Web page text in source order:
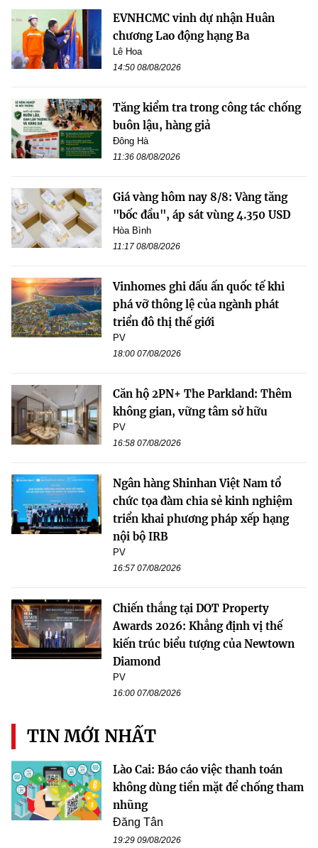
EVNHCMC vinh dự nhận Huân
chương Lao động hạng Ba
Lê Hoa
14:50 08/08/2026
Tăng kiểm tra trong công tác chống
buôn lậu, hàng giả
Đông Hà
11:36 08/08/2026
Giá vàng hôm nay 8/8: Vàng tăng
"bốc đầu", áp sát vùng 4.350 USD
Hòa Bình
11:17 08/08/2026
Vinhomes ghi dấu ấn quốc tế khi
phá vỡ thông lệ của ngành phát
triển đô thị thế giới
PV
18:00 07/08/2026
Căn hộ 2PN+ The Parkland: Thêm
không gian, vững tâm sở hữu
PV
16:58 07/08/2026
Ngân hàng Shinhan Việt Nam tổ
chức tọa đàm chia sẻ kinh nghiệm
triển khai phương pháp xếp hạng
nội bộ IRB
PV
16:57 07/08/2026
Chiến thắng tại DOT Property
Awards 2026: Khẳng định vị thế
kiến trúc biểu tượng của Newtown
Diamond
PV
16:00 07/08/2026
TIN MỚI NHẤT
Lào Cai: Báo cáo việc thanh toán
không dùng tiền mặt để chống tham
nhũng
Đăng Tân
19:29 09/08/2026